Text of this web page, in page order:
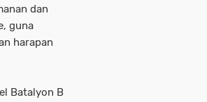
dan
guna
harapan
Batalyon B